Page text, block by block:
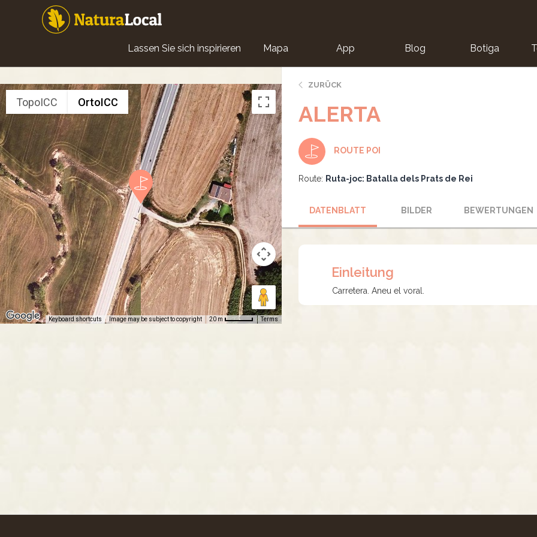
Main
navigation
Lassen Sie sich inspirieren Mapa App Blog Botiga
TopoICC OrtoICC
Keyboard shortcuts Image may be subject to copyright 20 m Terms
ZURÜCK
ALERTA
ROUTE POI
Route: Ruta-joc: Batalla dels Prats de Rei
DATENBLATT BILDER BEWERTUNGEN
Einleitung
Carretera. Aneu el voral.